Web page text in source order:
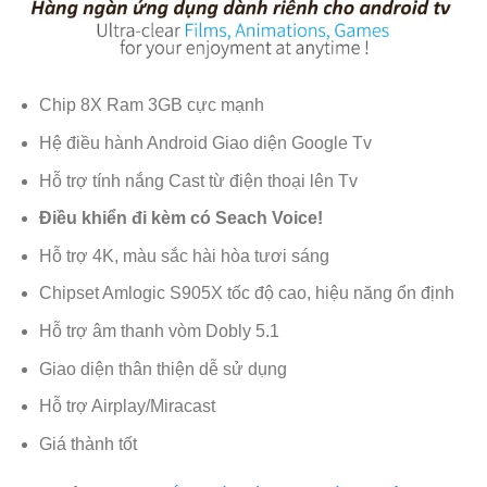
Chip 8X Ram 3GB cực mạnh
Hệ điều hành Android Giao diện Google Tv
Hỗ trợ tính nắng Cast từ điện thoại lên Tv
Điều khiển đi kèm có Seach Voice!
Hỗ trợ 4K, màu sắc hài hòa tươi sáng
Chipset Amlogic S905X tốc độ cao, hiệu năng ổn định
Hỗ trợ âm thanh vòm Dobly 5.1
Giao diện thân thiện dễ sử dụng
Hỗ trợ Airplay/Miracast
Giá thành tốt